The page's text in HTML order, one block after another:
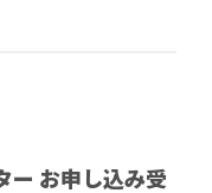
ー お申し込み受